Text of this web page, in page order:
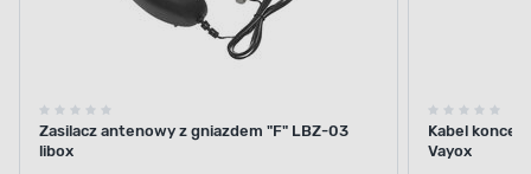
Zasilacz antenowy z gniazdem "F" LBZ-03
libox
Kabel
Vayox